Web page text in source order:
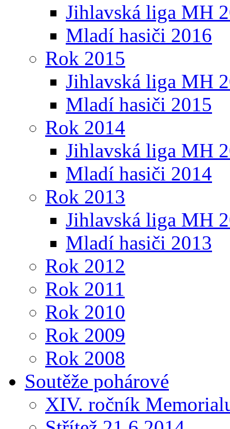
Jihlavská liga MH
Mladí hasiči 2016
Rok 2015
Jihlavská liga MH
Mladí hasiči 2015
Rok 2014
Jihlavská liga MH
Mladí hasiči 2014
Rok 2013
Jihlavská liga MH
Mladí hasiči 2013
Rok 2012
Rok 2011
Rok 2010
Rok 2009
Rok 2008
Soutěže pohárové
XIV. ročník